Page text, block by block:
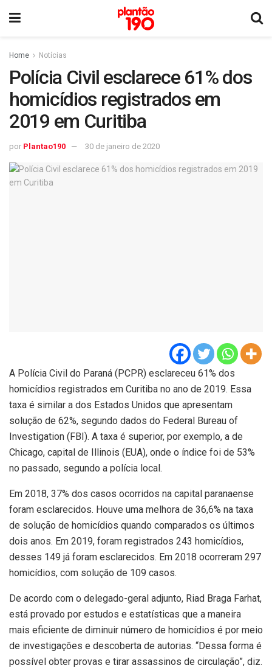
Home Notícias
Polícia Civil esclarece 61% dos
homicídios registrados em
2019 em Curitiba
por Plantao190 30 de janeiro de 2020
A Polícia Civil do Paraná (PCPR) esclareceu 61% dos
homicídios registrados em Curitiba no ano de 2019. Essa
taxa é similar a dos Estados Unidos que apresentam
solução de 62%, segundo dados do Federal Bureau of
Investigation (FBI). A taxa é superior, por exemplo, a de
Chicago, capital de Illinois (EUA), onde o índice foi de 53%
no passado, segundo a polícia local.
Em 2018, 37% dos casos ocorridos na capital paranaense
foram esclarecidos. Houve uma melhora de 36,6% na taxa
de solução de homicídios quando comparados os últimos
dois anos. Em 2019, foram registrados 243 homicídios,
desses 149 já foram esclarecidos. Em 2018 ocorreram 297
homicídios, com solução de 109 casos.
De acordo com o delegado-geral adjunto, Riad Braga Farhat,
está provado por estudos e estatísticas que a maneira
mais eficiente de diminuir número de homicídios é por meio
de investigações e descoberta de autorias. “Dessa forma é
possível obter provas e tirar assassinos de circulação”, diz.